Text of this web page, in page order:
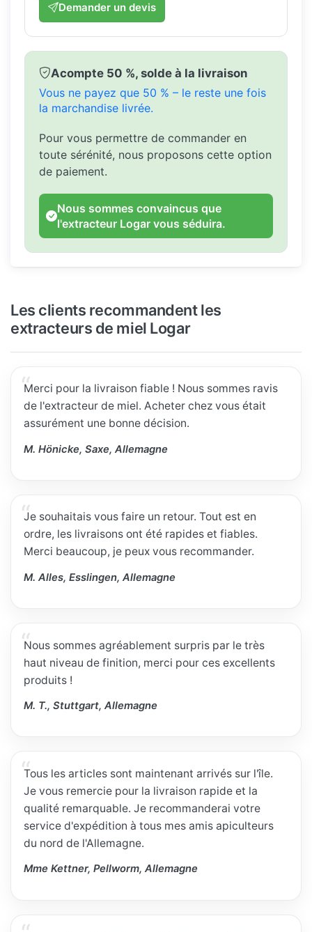
Demander un devis
Acompte 50 %, solde à la livraison
Vous ne payez que 50 % – le reste une fois
la marchandise livrée.
Pour vous permettre de commander en
toute sérénité, nous proposons cette option
de paiement.
Nous sommes convaincus que
l'extracteur Logar vous séduira.
Les clients recommandent les
extracteurs de miel Logar
Merci pour la livraison fiable ! Nous sommes ravis
de l'extracteur de miel. Acheter chez vous était
assurément une bonne décision.
M. Hönicke, Saxe, Allemagne
Je souhaitais vous faire un retour. Tout est en
ordre, les livraisons ont été rapides et fiables.
Merci beaucoup, je peux vous recommander.
M. Alles, Esslingen, Allemagne
Nous sommes agréablement surpris par le très
haut niveau de finition, merci pour ces excellents
produits !
M. T., Stuttgart, Allemagne
Tous les articles sont maintenant arrivés sur l'île.
Je vous remercie pour la livraison rapide et la
qualité remarquable. Je recommanderai votre
service d'expédition à tous mes amis apiculteurs
du nord de l'Allemagne.
Mme Kettner, Pellworm, Allemagne